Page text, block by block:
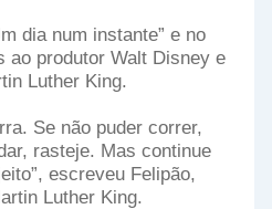
dia num instante” e no
ao produtor Walt Disney e
Luther King.
Se não puder correr,
rasteje. Mas continue
escreveu Felipão,
Luther King.